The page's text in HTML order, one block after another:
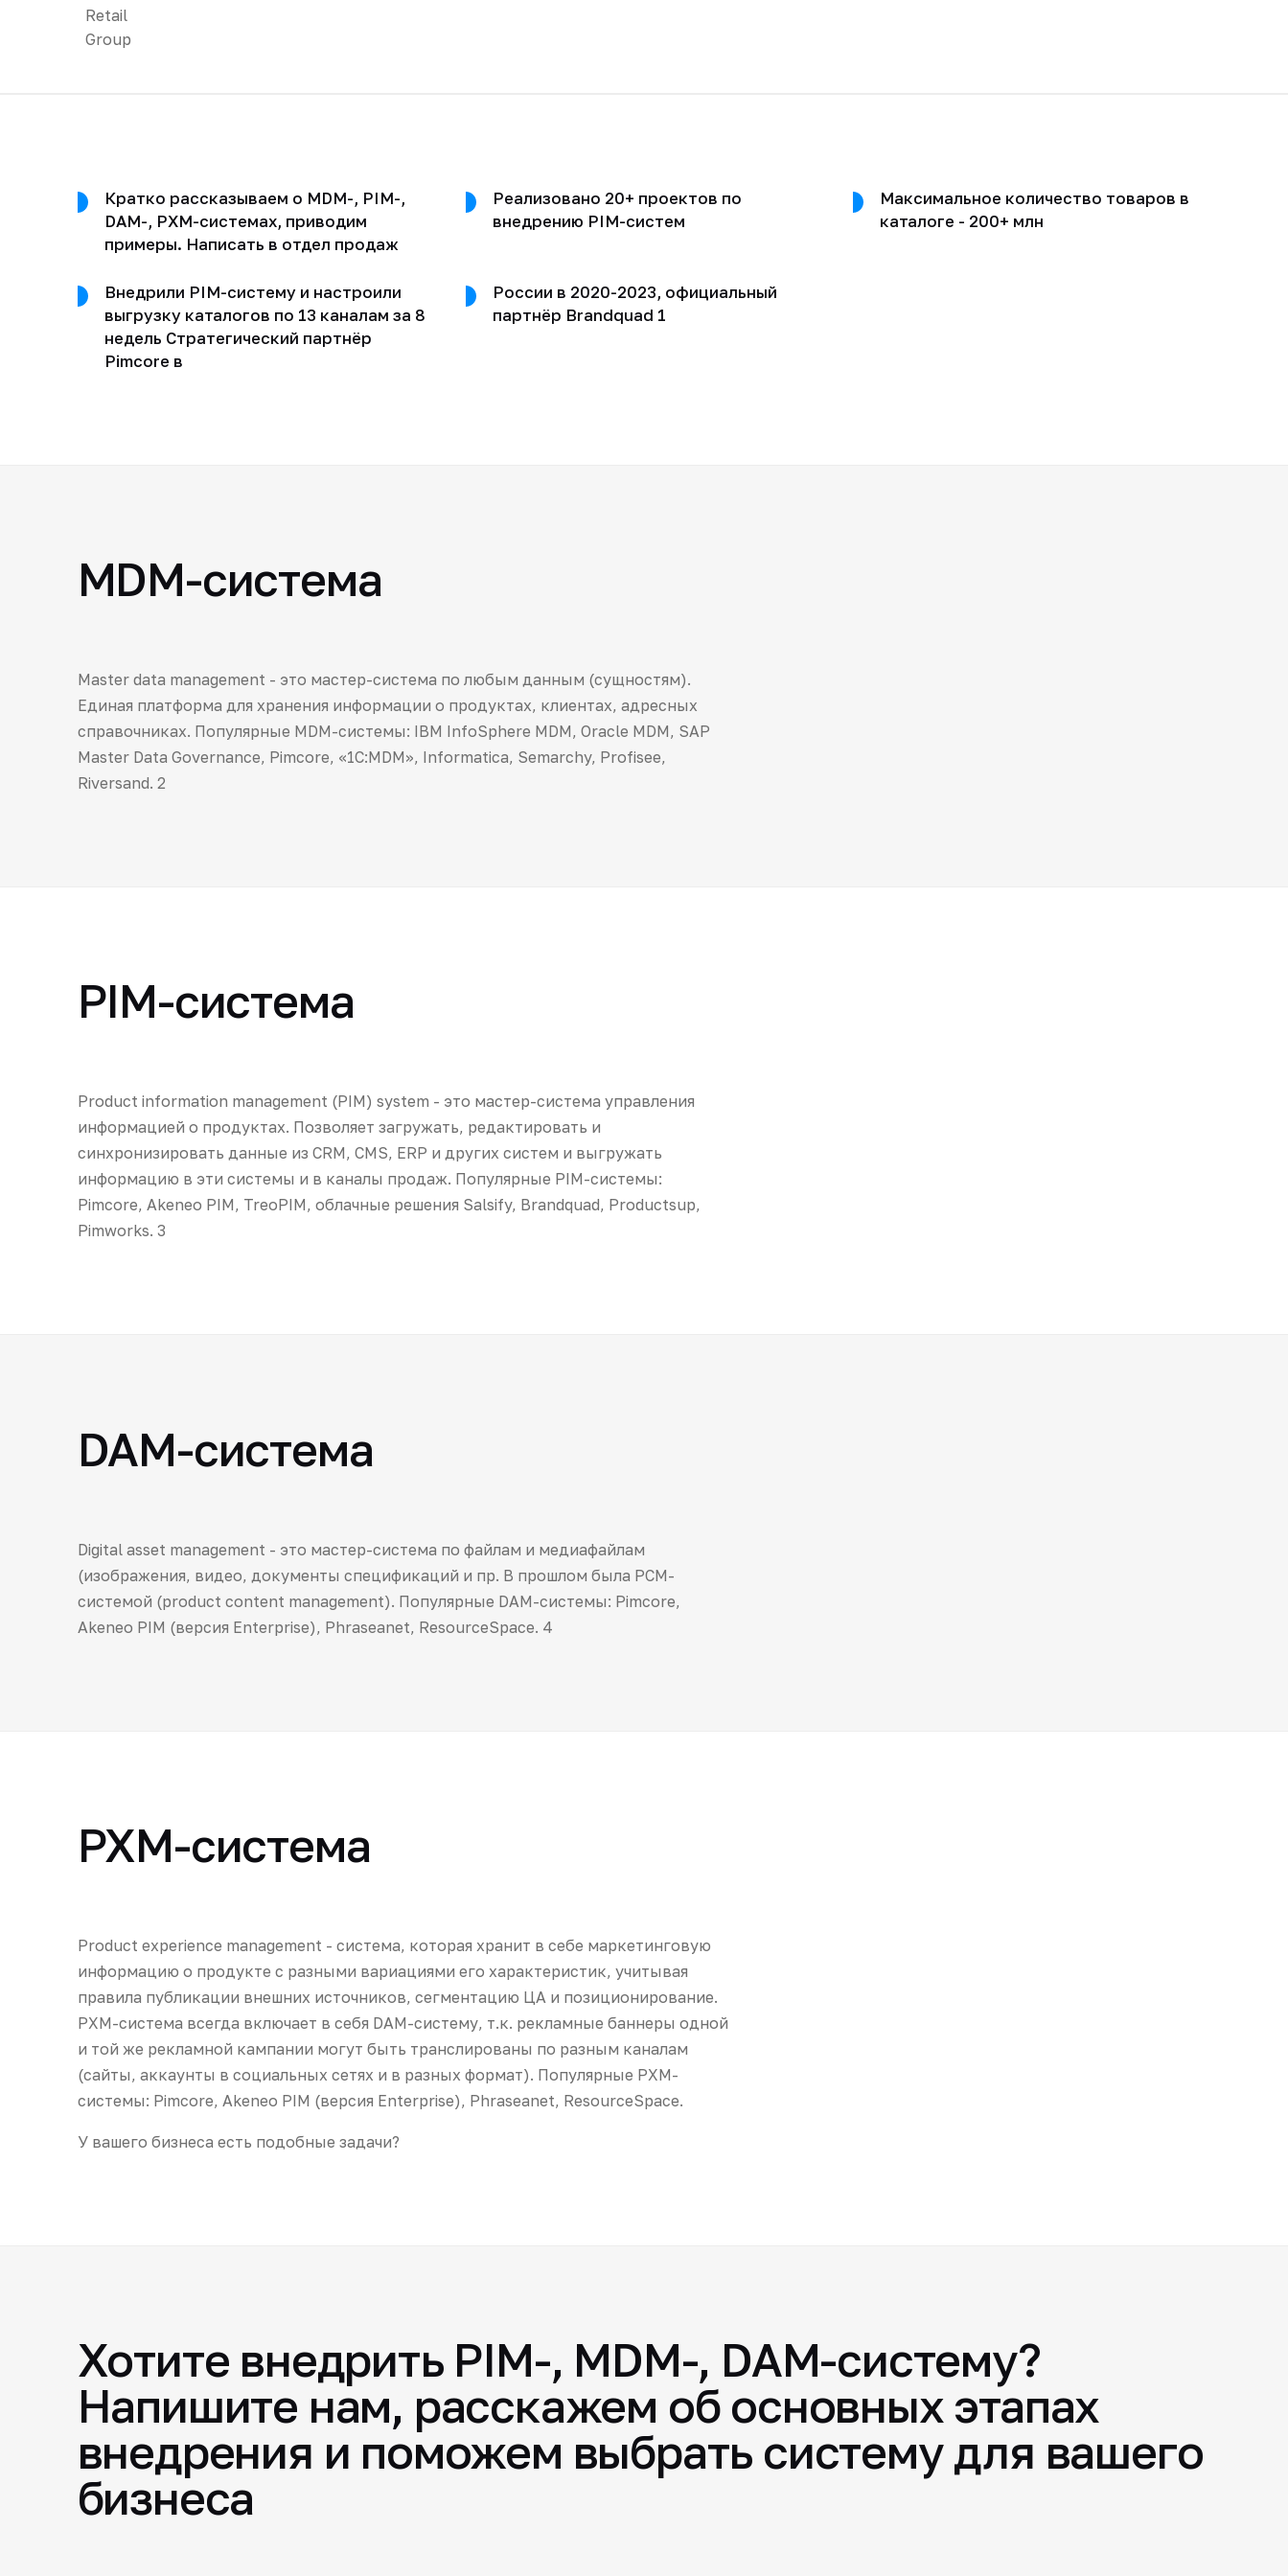
Кратко рассказываем о MDM-, PIM-,
DAM-, PXM-системах, приводим
примеры. Написать в отдел продаж
Реализовано 20+ проектов по
внедрению PIM-систем
Максимальное количество товаров в
каталоге - 200+ млн
Внедрили PIM-систему и настроили
выгрузку каталогов по 13 каналам за 8
недель Стратегический партнёр
Pimcore в
России в 2020-2023, официальный
партнёр Brandquad 1
MDM-система
Master data management - это мастер-система по любым данным (сущностям).
Единая платформа для хранения информации о продуктах, клиентах, адресных
справочниках. Популярные MDM-системы: IBM InfoSphere MDM, Oracle MDM, SAP
Master Data Governance, Pimcore, «1C:MDM», Informatica, Semarchy, Profisee,
Riversand. 2
PIM-система
Product information management (PIM) system - это мастер-система управления
информацией о продуктах. Позволяет загружать, редактировать и
синхронизировать данные из CRM, CMS, ERP и других систем и выгружать
информацию в эти системы и в каналы продаж. Популярные PIM-системы:
Pimcore, Akeneo PIM, TreoPIM, облачные решения Salsify, Brandquad, Productsup,
Pimworks. 3
DAM-система
Digital asset management - это мастер-система по файлам и медиафайлам
(изображения, видео, документы спецификаций и пр. В прошлом была PCM-
системой (product content management). Популярные DAM-системы: Pimcore,
Akeneo PIM (версия Enterprise), Phraseanet, ResourceSpace. 4
PXM-система
Product experience management - система, которая хранит в себе маркетинговую
информацию о продукте с разными вариациями его характеристик, учитывая
правила публикации внешних источников, сегментацию ЦА и позиционирование.
PXM-система всегда включает в себя DAM-систему, т.к. рекламные баннеры одной
и той же рекламной кампании могут быть транслированы по разным каналам
(сайты, аккаунты в социальных сетях и в разных формат). Популярные PXM-
системы: Pimcore, Akeneo PIM (версия Enterprise), Phraseanet, ResourceSpace.
У вашего бизнеса есть подобные задачи?
Хотите внедрить PIM-, MDM-, DAM-систему?
Напишите нам, расскажем об основных этапах
внедрения и поможем выбрать систему для вашего
бизнеса